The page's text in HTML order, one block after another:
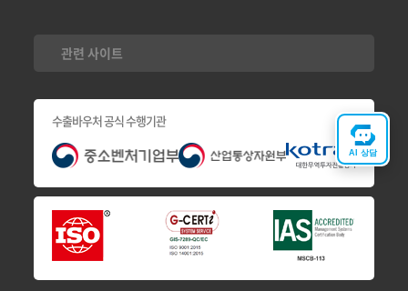
관련 사이트
수출바우처 공식 수행기관
AI 상담